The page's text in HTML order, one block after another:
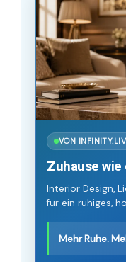
VON
Zuhause
Interior Design,
für ein ruhiges,
Mehr Ruhe.